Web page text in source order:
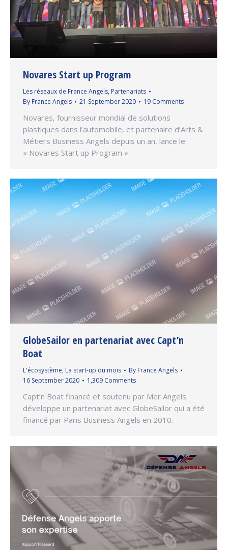
Novares Start up Program
Les réseaux de France Angels, Partenariats
By France Angels 21 September 2020 19 Comments
Novares, fournisseur mondial de solutions
plastiques dans l’automobile, et partenaire d’Arts &
Métiers Business Angels depuis un an, lance le
« Novares Start up Program ».
GlobeSailor en partenariat avec Capt’n
Boat
L'écosystème, La start-up du mois By France Angels
16 September 2020
1,309 Comments
Capt’n Boat financé et soutenu par Mer Angels
développe un partenariat avec GlobeSailor qui a été
financé par Paris Business Angels en 2010.